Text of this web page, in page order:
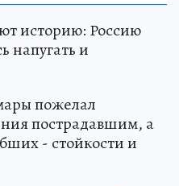
историю: Россию
напугать и
пожелал
пострадавшим, а
- стойкости и